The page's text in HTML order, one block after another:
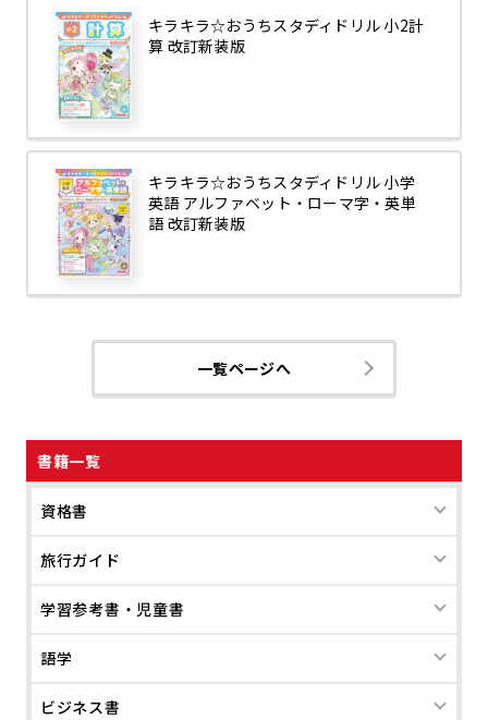
書籍一覧
資格書
旅行ガイド
学習参考書・児童書
語学
ビジネス書
キラキラ☆おうちスタディドリル 小2計
算 改訂新装版
キラキラ☆おうちスタディドリル 小学
英語 アルファベット・ローマ字・英単
語 改訂新装版
一覧ページへ